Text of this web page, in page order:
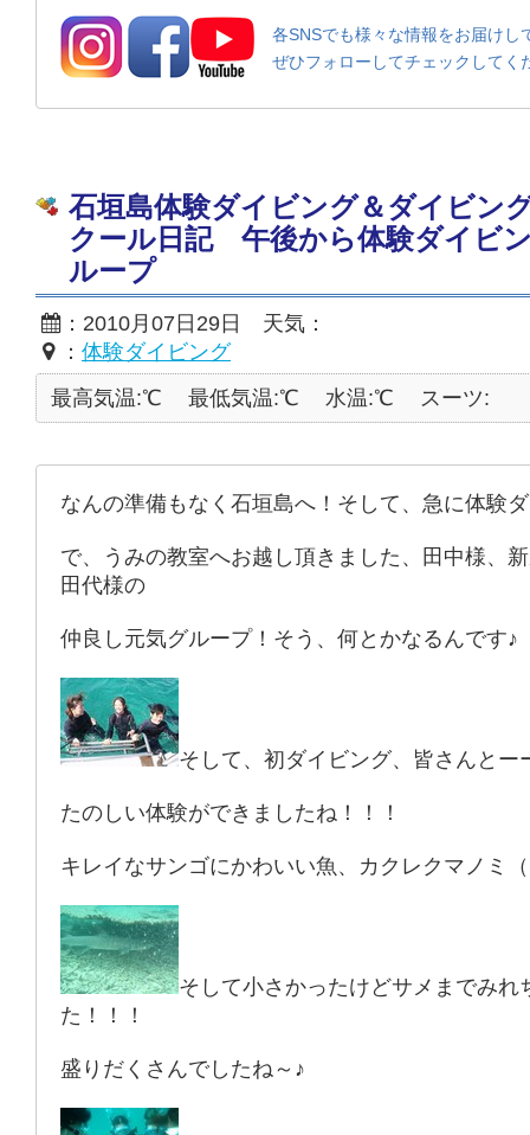
各SNSでも様々な情報をお届けし
ぜひフォローしてチェックしてく
石垣島体験ダイビング＆ダイビン
クール日記 午後から体験ダイビ
ループ
：2010月07日29日 天気：
： 体験ダイビング
最高気温:℃
最低気温:℃ 水温:℃ スーツ:
なんの準備もなく石垣島へ！そして、急に体験
で、うみの教室へお越し頂きました、田中様、
田代様の
仲良し元気グループ！そう、何とかなるんです♪
そして、初ダイビング、皆さんとー
たのしい体験ができましたね！！！
キレイなサンゴにかわいい魚、カクレクマノミ
そして小さかったけどサメまでみれ
た！！！
盛りだくさんでしたね～♪